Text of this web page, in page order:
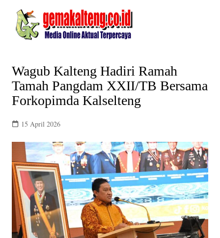
content
Wagub Kalteng Hadiri Ramah
Tamah Pangdam XXII/TB Bersama
Forkopimda Kalselteng
15 April 2026